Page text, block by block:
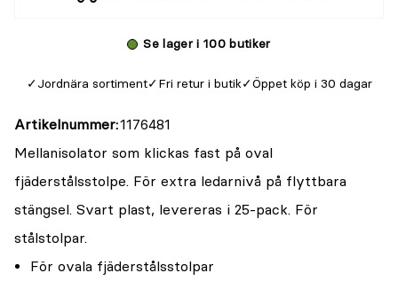
Se lager i 100 butiker
Jordnära sortiment Fri retur i butik Öppet köp i 30 dagar
Artikelnummer 1176481
Mellanisolator som klickas fast på oval
fjäderstålsstolpe. För extra ledarnivå på flyttbara
stängsel. Svart plast, levereras i 25-pack. För
stålstolpar.
För ovala fjäderstålsstolpar